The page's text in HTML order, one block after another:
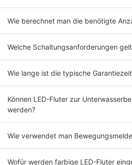
Wie berechnet man die benötigte
Welche Schaltungsanforderungen
Wie lange ist die typische
Können LED-Fluter zur
werden?
Wie verwendet man
Wofür werden farbige LED-Fluter